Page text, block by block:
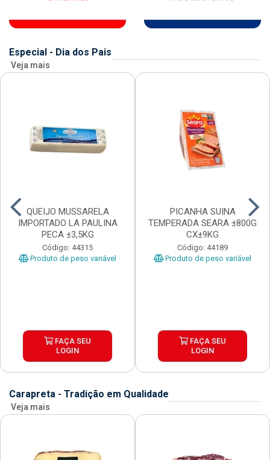
Especial - Dia dos Pais
Veja mais
QUEIJO MUSSARELA
IMPORTADO LA PAULINA
PECA ±3,5KG
Código: 44315
Produto de peso variável
FAÇA SEU
LOGIN
PICANHA SUINA
TEMPERADA SEARA ±800G
CX±9KG
Código: 44189
Produto de peso variável
FAÇA SEU
LOGIN
Carapreta - Tradição em Qualidade
Veja mais